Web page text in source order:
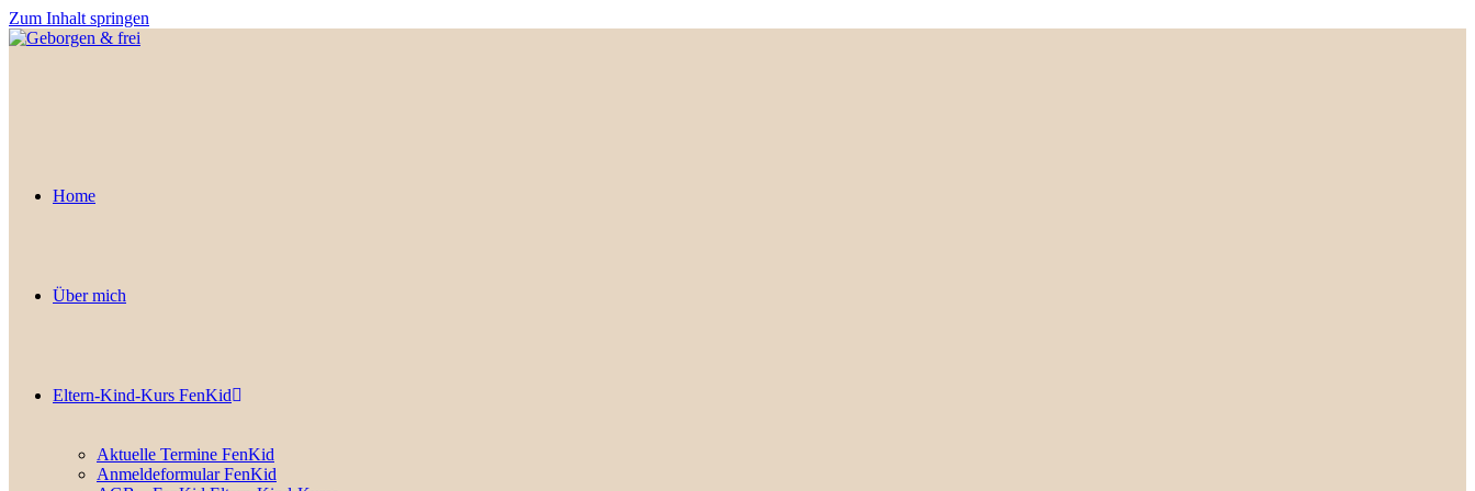
Zum Inhalt springen
Home
Über mich
Eltern-Kind-Kurs FenKid
Aktuelle Termine FenKid
Anmeldeformular FenKid